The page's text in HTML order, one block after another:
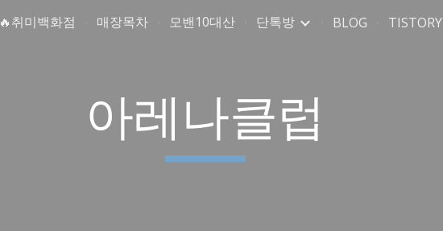
Skip to main content Skip to navigation
🔥취미백화점 매장목차 모밴10대산 단톡방 BLOG TISTORY
아레나클럽